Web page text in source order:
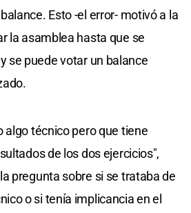
Esto -el error- motivó a la
la asamblea hasta que se
se puede votar un balance
algo técnico pero que tiene
de los dos ejercicios",
pregunta sobre si se trataba de
o si tenía implicancia en el